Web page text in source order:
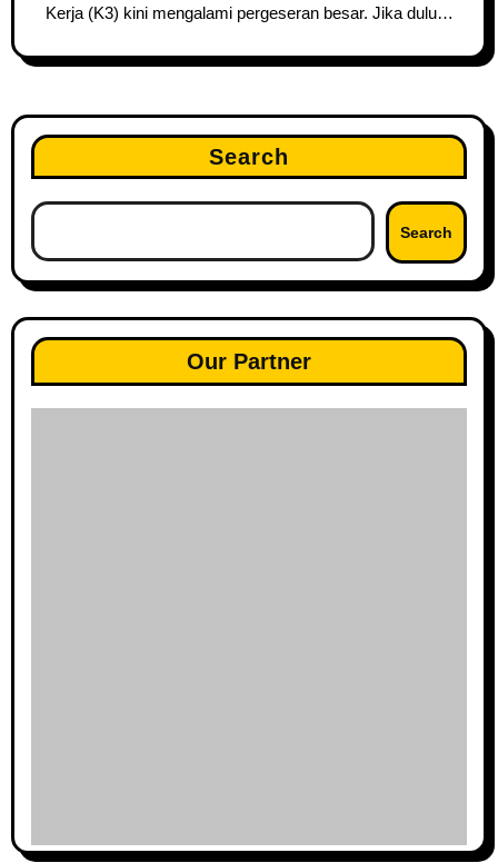
Kerja (K3) kini mengalami pergeseran besar. Jika dulu…
Search
Search
Our Partner